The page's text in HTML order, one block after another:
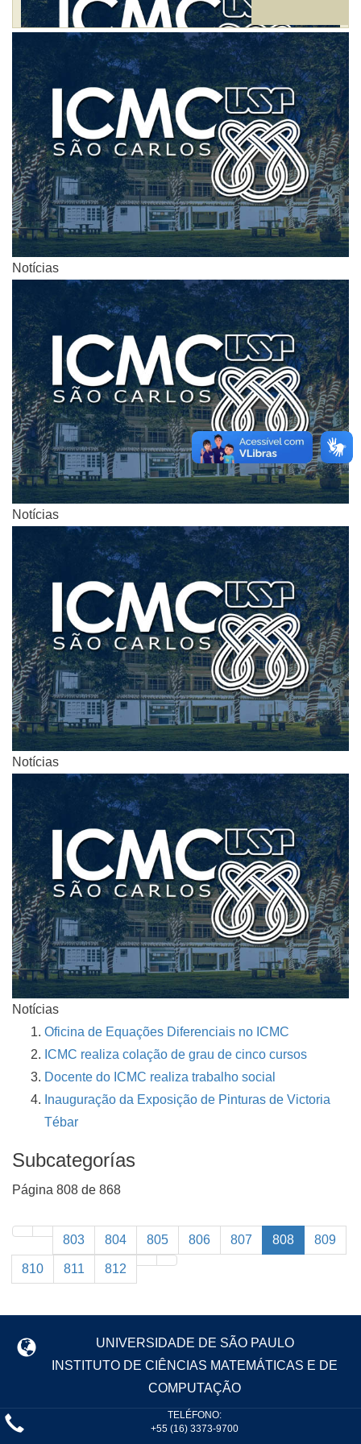
Notícias
Notícias
Notícias
Notícias
Notícias
Oficina de Equações Diferenciais no ICMC
ICMC realiza colação de grau de cinco cursos
Docente do ICMC realiza trabalho social
Inauguração da Exposição de Pinturas de Victoria
Tébar
Subcategorías
Página 808 de 868
803 804 805 806 807 808 809
810 811 812
UNIVERSIDADE DE SÃO PAULO
INSTITUTO DE CIÊNCIAS MATEMÁTICAS E DE
COMPUTAÇÃO
TELÉFONO:
+55 (16) 3373-9700